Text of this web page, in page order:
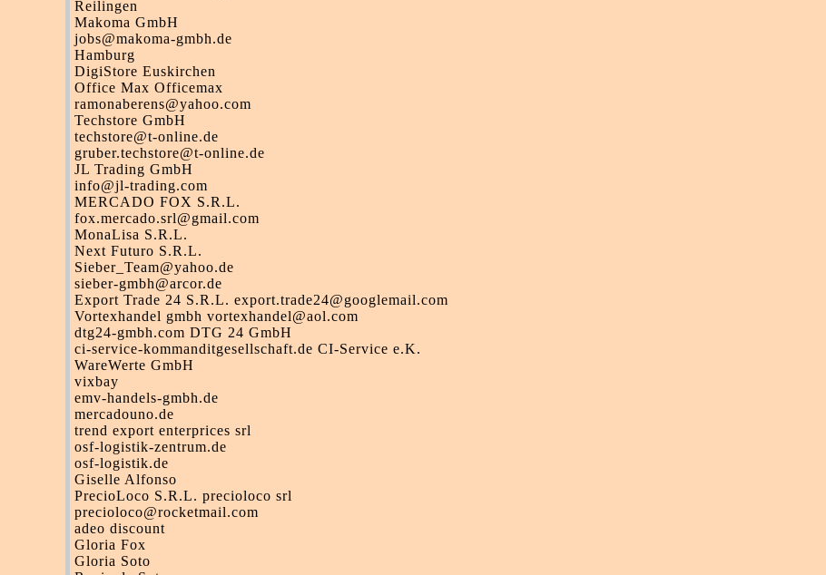
Reilingen
Makoma GmbH
jobs@makoma-gmbh.de
Hamburg
DigiStore Euskirchen
Office Max Officemax
ramonaberens@yahoo.com
Techstore GmbH
techstore@t-online.de
gruber.techstore@t-online.de
JL Trading GmbH
info@jl-trading.com
MERCADO FOX S.R.L.
fox.mercado.srl@gmail.com
MonaLisa S.R.L.
Next Futuro S.R.L.
Sieber_Team@yahoo.de
sieber-gmbh@arcor.de
Export Trade 24 S.R.L. export.trade24@googlemail.com
Vortexhandel gmbh vortexhandel@aol.com
dtg24-gmbh.com DTG 24 GmbH
ci-service-kommanditgesellschaft.de CI-Service e.K.
WareWerte GmbH
vixbay
emv-handels-gmbh.de
mercadouno.de
trend export enterprices srl
osf-logistik-zentrum.de
osf-logistik.de
Giselle Alfonso
PrecioLoco S.R.L. precioloco srl
precioloco@rocketmail.com
adeo discount
Gloria Fox
Gloria Soto